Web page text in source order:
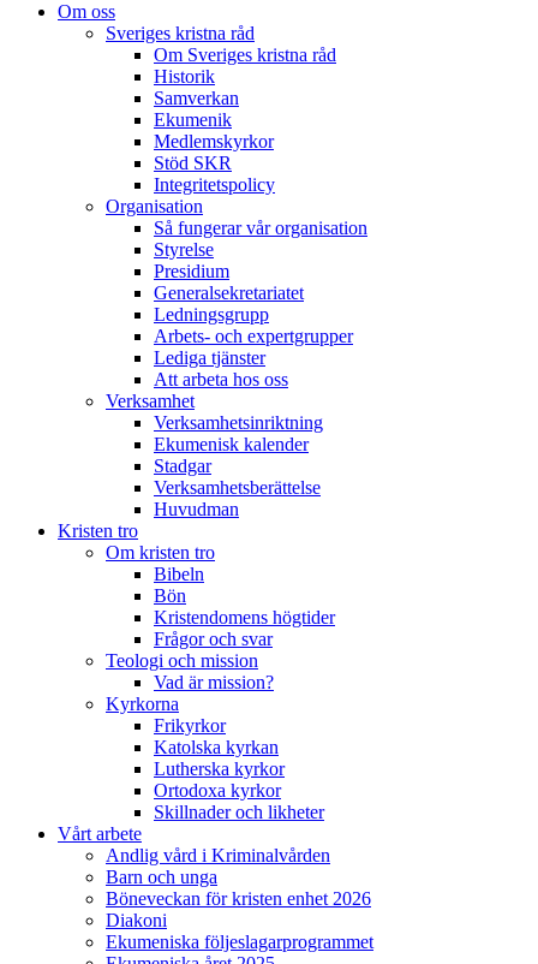
Om oss
Sveriges kristna råd
Om Sveriges kristna råd
Historik
Samverkan
Ekumenik
Medlemskyrkor
Stöd SKR
Integritetspolicy
Organisation
Så fungerar vår organisation
Styrelse
Presidium
Generalsekretariatet
Ledningsgrupp
Arbets- och expertgrupper
Lediga tjänster
Att arbeta hos oss
Verksamhet
Verksamhetsinriktning
Ekumenisk kalender
Stadgar
Verksamhetsberättelse
Huvudman
Kristen tro
Om kristen tro
Bibeln
Bön
Kristendomens högtider
Frågor och svar
Teologi och mission
Vad är mission?
Kyrkorna
Frikyrkor
Katolska kyrkan
Lutherska kyrkor
Ortodoxa kyrkor
Skillnader och likheter
Vårt arbete
Andlig vård i Kriminalvården
Barn och unga
Böneveckan för kristen enhet 2026
Diakoni
Ekumeniska följeslagarprogrammet